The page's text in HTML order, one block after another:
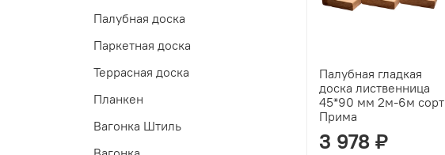
Палубная гладкая
доска лиственница
45*90 мм 2м-6м сорт
Прима
3 978 ₽
Палубная доска
Паркетная доска
Террасная доска
Планкен
Вагонка Штиль